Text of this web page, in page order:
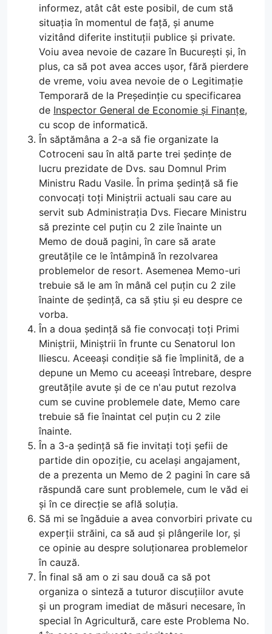
informez, atât cât este posibil, de cum stă
situația în momentul de față, și anume
vizitând diferite instituții publice și private.
Voiu avea nevoie de cazare în București și, în
plus, ca să pot avea acces ușor, fără pierdere
de vreme, voiu avea nevoie de o Legitimație
Temporară de la Președinție cu specificarea
de Inspector General de Economie și Finanțe,
cu scop de informatică.
În săptămâna a 2-a să fie organizate la
Cotroceni sau în altă parte trei ședințe de
lucru prezidate de Dvs. sau Domnul Prim
Ministru Radu Vasile. În prima ședință să fie
convocați toți Miniștrii actuali sau care au
servit sub Administrația Dvs. Fiecare Ministru
să prezinte cel puțin cu 2 zile înainte un
Memo de două pagini, în care să arate
greutățile ce le întâmpină în rezolvarea
problemelor de resort. Asemenea Memo-uri
trebuie să le am în mână cel puțin cu 2 zile
înainte de ședință, ca să știu și eu despre ce
vorba.
În a doua ședință să fie convocați toți Primi
Miniștrii, Miniștrii în frunte cu Senatorul Ion
Iliescu. Aceeași condiție să fie împlinită, de a
depune un Memo cu aceeași întrebare, despre
greutățile avute și de ce n'au putut rezolva
cum se cuvine problemele date, Memo care
trebuie să fie înaintat cel puțin cu 2 zile
înainte.
În a 3-a ședință să fie invitați toți șefii de
partide din opoziție, cu același angajament,
de a prezenta un Memo de 2 pagini în care să
răspundă care sunt problemele, cum le văd ei
și în ce direcție se află soluția.
Să mi se îngăduie a avea convorbiri private cu
experții străini, ca să aud și plângerile lor, și
ce opinie au despre soluționarea problemelor
în cauză.
În final să am o zi sau două ca să pot
organiza o sinteză a tuturor discuțiilor avute
și un program imediat de măsuri necesare, în
special în Agricultură, care este Problema No.